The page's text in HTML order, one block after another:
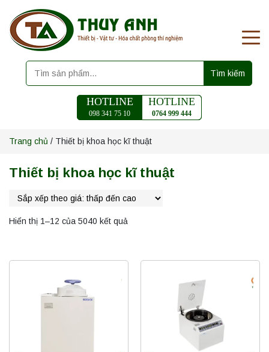
Tìm kiếm
HOTLINE
098 341 75 10
HOTLINE
0764 999 444
Trang chủ / Thiết bị khoa học kĩ thuật
Thiết bị khoa học kĩ thuật
Hiển thị 1–12 của 5040 kết quả